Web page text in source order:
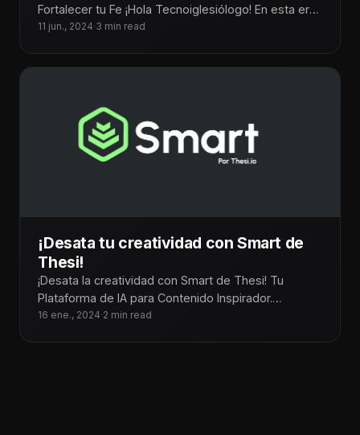
Fortalecer tu Fe ¡Hola Tecnoiglesiólogo! En esta era
digital, las aplicaciones móviles se han
11 jun., 2024·3 min read
¡Desata tu creatividad con Smart de
Thesi!
¡Desata la creatividad con Smart de Thesi! Tu
Plataforma de IA para Contenido Inspirador.
Convierte tus ideas en creativos contenidos
16 ene., 2024·2 min read